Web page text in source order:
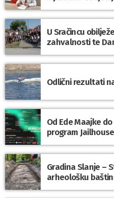
U Sračincu
zahvalnosti te
Odlični rezultati
Od Ede Maajke
program
Gradina Slanje –
arheološku